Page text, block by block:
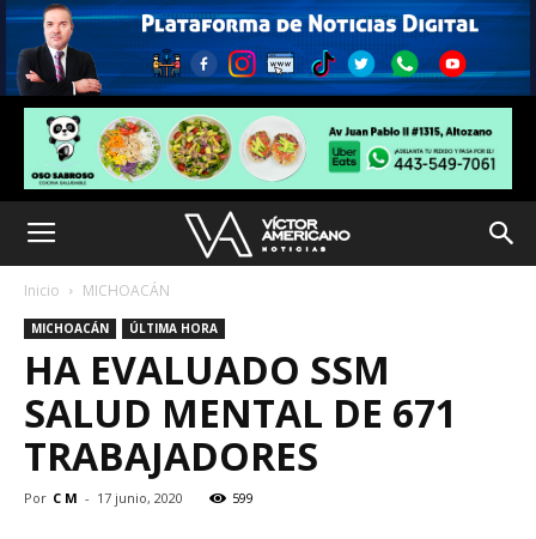
Inicio MICHOACÁN
MICHOACÁN ÚLTIMA HORA
HA EVALUADO SSM
SALUD MENTAL DE 671
TRABAJADORES
Por C M - 17 junio, 2020 599